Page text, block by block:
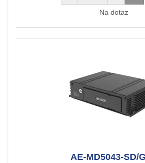
Na dotaz
AE-MD5043-SD/